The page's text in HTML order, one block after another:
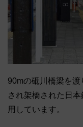
90mの砥川橋梁を
され架橋された日
用しています。